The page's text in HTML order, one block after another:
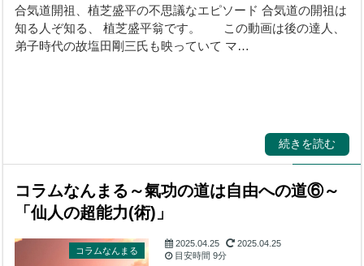
合気道開祖、植芝盛平の不思議なエピソード 合気道の開祖は
知る人ぞ知る、 植芝盛平翁です。 この動画は後の達人、
弟子時代の故塩田剛三氏も映っていて マ…
続きを読む
コラムなんまる～氣功の道は自由への道⑥～
「仙人の超能力(術)」
コラムなんまる
2025.04.25
2025.04.25
目安時間9分